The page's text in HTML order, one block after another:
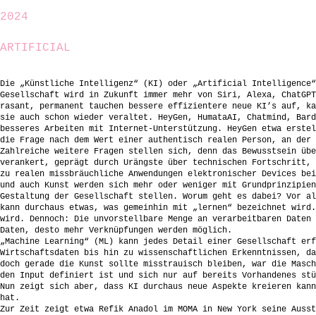
2024
ARTIFICIAL
Die „Künstliche Intelligenz“ (KI) oder „Artificial
Gesellschaft wird in Zukunft immer mehr von Siri, Alexa,
rasant, permanent tauchen bessere effizientere neue KI’s auf,
sie auch schon wieder veraltet. HeyGen, HumataAI, Chatmind,
besseres Arbeiten mit Internet-Unterstützung. HeyGen etwa
die Frage nach dem Wert einer authentisch realen Person,
Zahlreiche weitere Fragen stellen sich, denn das Bewusstsein
verankert, geprägt durch Urängste über technischen Fortschritt,
zu realen missbräuchliche Anwendungen elektronischer Devices
und auch Kunst werden sich mehr oder weniger mit
Gestaltung der Gesellschaft stellen. Worum geht es dabei? Vor
kann durchaus etwas, was gemeinhin mit „lernen“ bezeichnet
wird. Dennoch: Die unvorstellbare Menge an verarbeitbaren
Daten, desto mehr Verknüpfungen werden möglich.
„Machine Learning“ (ML) kann jedes Detail einer Gesellschaft
Wirtschaftsdaten bis hin zu wissenschaftlichen Erkenntnissen,
doch gerade die Kunst sollte misstrauisch bleiben, war die
den Input definiert ist und sich nur auf bereits Vorhandenes
Nun zeigt sich aber, dass KI durchaus neue Aspekte kreieren
hat.
Zur Zeit zeigt etwa Refik Anadol im MOMA in New York seine